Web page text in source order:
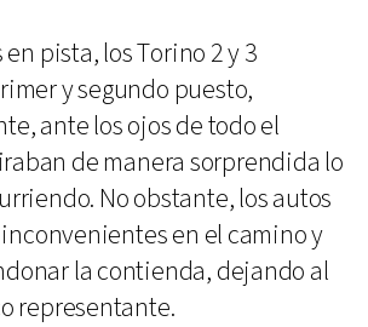
pista, los Torino 2 y 3
y segundo puesto,
ante los ojos de todo el
de manera sorprendida lo
No obstante, los autos
en el camino y
la contienda, dejando al
representante.